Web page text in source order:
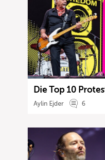
Die Top 10
Aylin Ejder 6